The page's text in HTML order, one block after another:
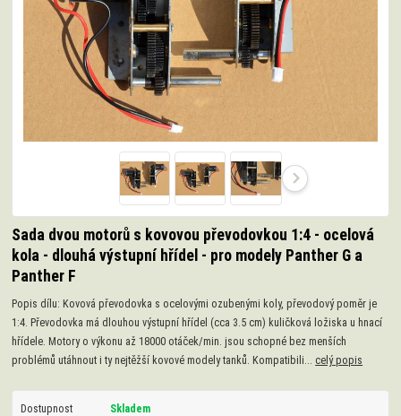
Sada dvou motorů s kovovou převodovkou 1:4 - ocelová
kola - dlouhá výstupní hřídel - pro modely Panther G a
Panther F
Popis dílu: Kovová převodovka s ocelovými ozubenými koly, převodový poměr je
1:4. Převodovka má dlouhou výstupní hřídel (cca 3.5 cm) kuličková ložiska u hnací
hřídele. Motory o výkonu až 18000 otáček/min. jsou schopné bez menších
problémů utáhnout i ty nejtěžší kovové modely tanků. Kompatibili... celý popis
Dostupnost Skladem